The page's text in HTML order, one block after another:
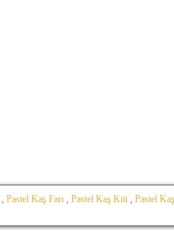
, Pastel Kaş Farı , Pastel Kaş Kiti , Pastel